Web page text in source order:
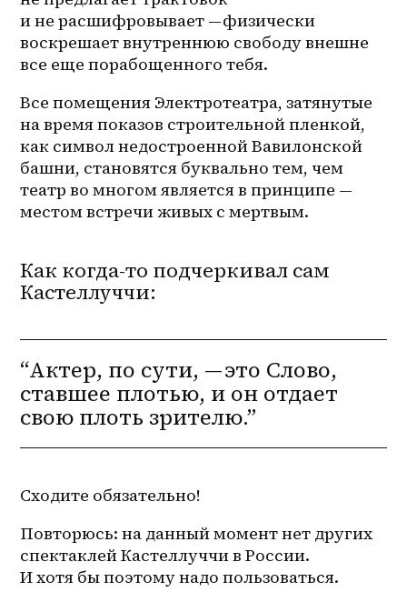
и не расшифровывает — физически
воскрешает внутреннюю свободу внешне
все еще порабощенного тебя.
Все помещения Электротеатра, затянутые
на время показов строительной пленкой,
как символ недостроенной Вавилонской
башни, становятся буквально тем, чем
театр во многом является в принципе —
местом встречи живых с мертвым.
Как когда-то подчеркивал сам
Кастеллуччи:
“Актер, по сути, — это Слово,
ставшее плотью, и он отдает
свою плоть зрителю.”
Сходите обязательно!
Повторюсь: на данный момент нет других
спектаклей Кастеллуччи в России.
И хотя бы поэтому надо пользоваться.